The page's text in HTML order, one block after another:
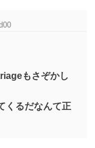
もさぞかし
くるだなんて正